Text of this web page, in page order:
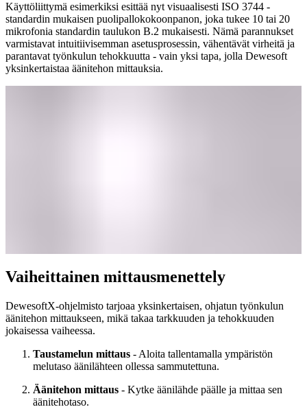
Käyttöliittymä esimerkiksi esittää nyt visuaalisesti ISO 3744 -
standardin mukaisen puolipallokokoonpanon, joka tukee 10 tai 20
mikrofonia standardin taulukon B.2 mukaisesti. Nämä parannukset
varmistavat intuitiivisemman asetusprosessin, vähentävät virheitä ja
parantavat työnkulun tehokkuutta - vain yksi tapa, jolla Dewesoft
yksinkertaistaa äänitehon mittauksia.
Vaiheittainen mittausmenettely
DewesoftX-ohjelmisto tarjoaa yksinkertaisen, ohjatun työnkulun
äänitehon mittaukseen, mikä takaa tarkkuuden ja tehokkuuden
jokaisessa vaiheessa.
Taustamelun mittaus - Aloita tallentamalla ympäristön
melutaso äänilähteen ollessa sammutettuna.
Äänitehon mittaus - Kytke äänilähde päälle ja mittaa sen
äänitehotaso.